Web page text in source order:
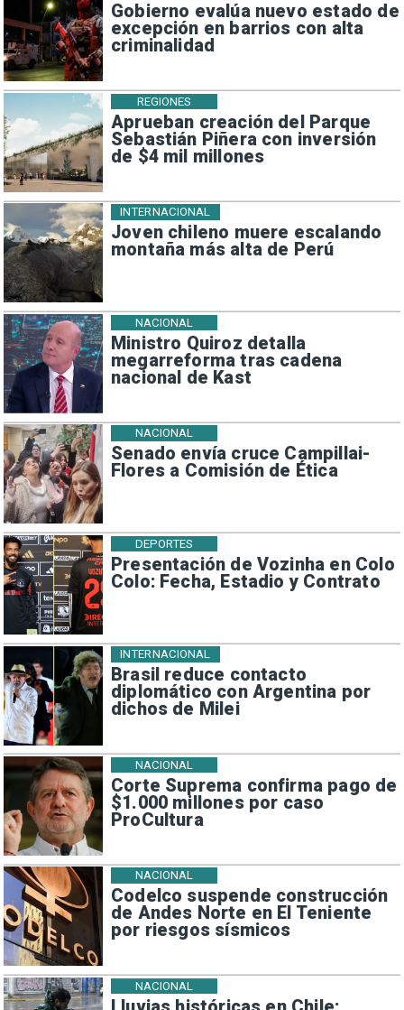
Gobierno evalúa nuevo estado de
excepción en barrios con alta
criminalidad
Aprueban creación del Parque
Sebastián Piñera con inversión
de $4 mil millones
REGIONES
Joven chileno muere escalando
montaña más alta de Perú
INTERNACIONAL
Ministro Quiroz detalla
megarreforma tras cadena
nacional de Kast
NACIONAL
Senado envía cruce Campillai-
Flores a Comisión de Ética
NACIONAL
Presentación de Vozinha en Colo
Colo: Fecha, Estadio y Contrato
DEPORTES
Brasil reduce contacto
diplomático con Argentina por
dichos de Milei
INTERNACIONAL
Corte Suprema confirma pago de
$1.000 millones por caso
ProCultura
NACIONAL
Codelco suspende construcción
de Andes Norte en El Teniente
por riesgos sísmicos
NACIONAL
NACIONAL